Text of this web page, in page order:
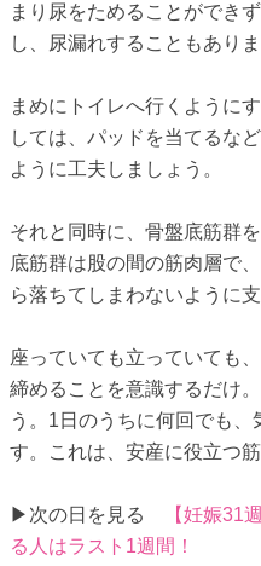
まり尿をためることができ
し、尿漏れすることもありま
まめにトイレへ行くように
しては、パッドを当てるな
ように工夫しましょう。
それと同時に、骨盤底筋群
底筋群は股の間の筋肉層で
ら落ちてしまわないように
座っていても立っていても
締めることを意識するだけ
う。1日のうちに何回でも
す。これは、安産に役立つ
▶次の日を見る
【妊娠31
る人はラスト1週間！